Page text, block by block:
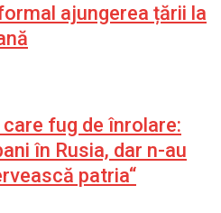
ajungerea țării la
fug de înrolare:
în Rusia, dar n-au
patria“